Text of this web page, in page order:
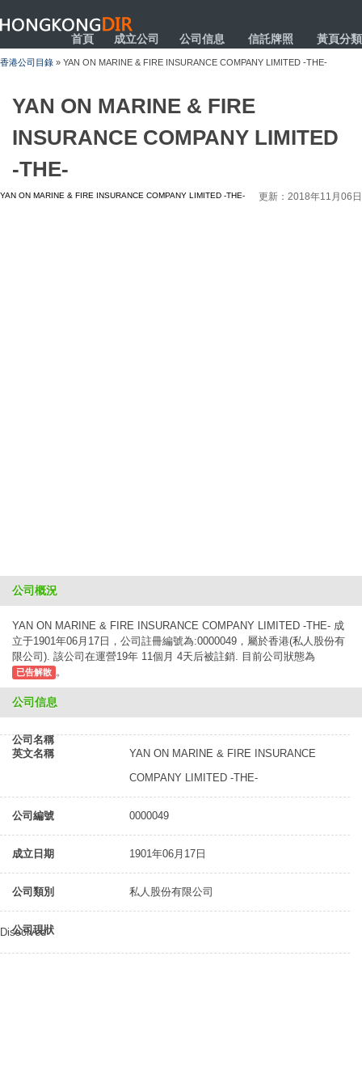
HONGKONGDIR
首頁 成立公司 公司信息 信託牌照 黃頁分類
香港公司目錄 » YAN ON MARINE & FIRE INSURANCE COMPANY LIMITED -THE-
YAN ON MARINE & FIRE
INSURANCE COMPANY LIMITED
-THE-
YAN ON MARINE & FIRE INSURANCE COMPANY LIMITED -THE- 更新：2018年11月06日
公司概況
YAN ON MARINE & FIRE INSURANCE COMPANY LIMITED -THE- 成
立于1901年06月17日，公司註冊編號為:0000049，屬於香港(私人股份有
限公司). 該公司在運營19年 11個月 4天后被註銷. 目前公司狀態為
已告解散 。
公司信息
公司名稱
英文名稱
YAN ON MARINE & FIRE INSURANCE
COMPANY LIMITED -THE-
公司編號 0000049
成立日期 1901年06月17日
公司類別 私人股份有限公司
公司現狀
Dissolved